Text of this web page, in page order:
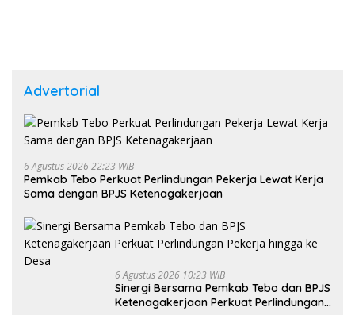
Advertorial
6 Agustus 2026 22:23 WIB
Pemkab Tebo Perkuat Perlindungan Pekerja Lewat Kerja
Sama dengan BPJS Ketenagakerjaan
6 Agustus 2026 10:23 WIB
Sinergi Bersama Pemkab Tebo dan BPJS
Ketenagakerjaan Perkuat Perlindungan